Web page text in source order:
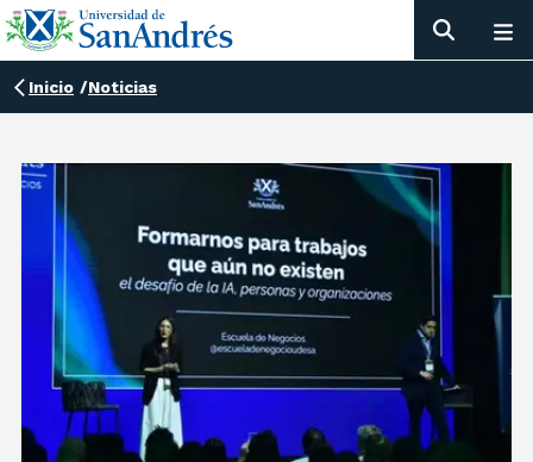
Inicio /Noticias